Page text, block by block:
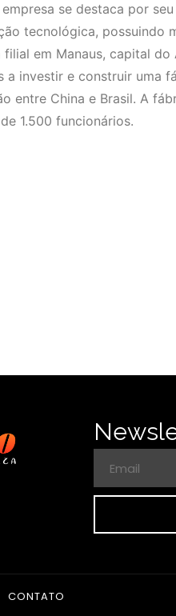
se destaca por
tecnológica, possuindo
em Manaus, capital do
a investir e construir uma
entre China e Brasil. A
1.500 funcionários.
CONTATO